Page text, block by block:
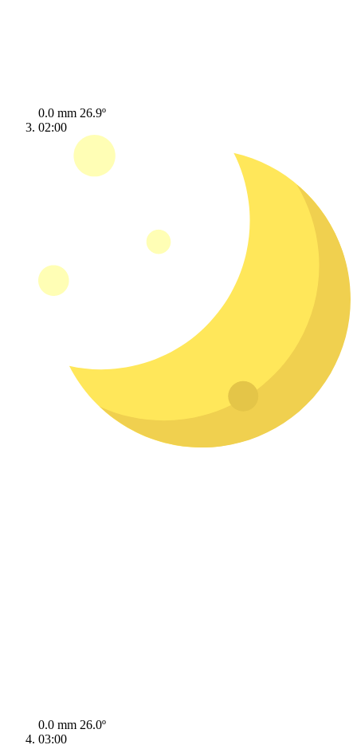
0.0 mm 26.9º
02:00
0.0 mm 26.0º
03:00